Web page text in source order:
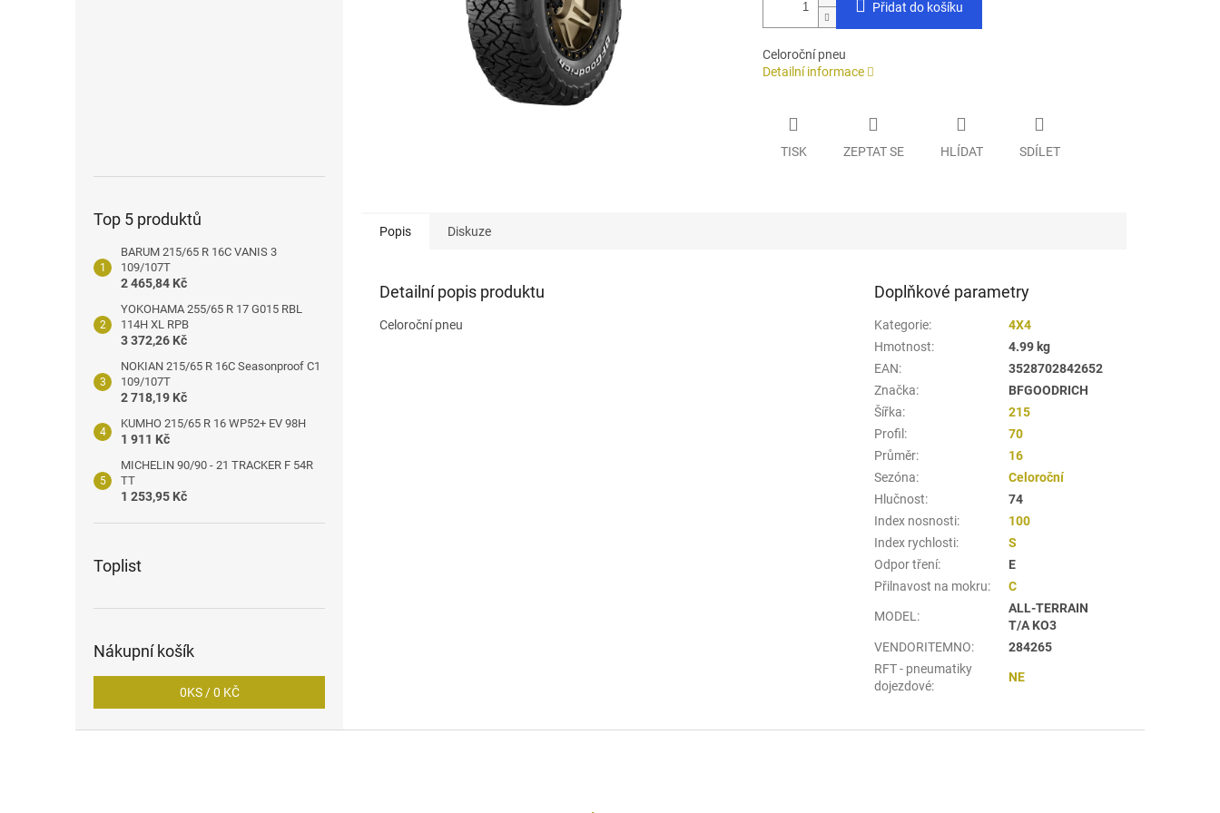
Top 5 produktů
BARUM 215/65 R 16C VANIS 3
109/107T
2 465,84 Kč
YOKOHAMA 255/65 R 17 G015 RBL
114H XL RPB
3 372,26 Kč
NOKIAN 215/65 R 16C Seasonproof C1
109/107T
2 718,19 Kč
KUMHO 215/65 R 16 WP52+ EV 98H
1 911 Kč
MICHELIN 90/90 - 21 TRACKER F 54R
TT
1 253,95 Kč
Toplist
Nákupní košík
0KS /0 KČ
Přidat do košíku
Celoroční pneu
Detailní informace
TISK ZEPTAT SE HLÍDAT SDÍLET
Popis Diskuze
Detailní popis produktu
Celoroční pneu
Doplňkové parametry
Kategorie:
4X4
Hmotnost:
4.99 kg
EAN:
3528702842652
Značka:
BFGOODRICH
Šířka:
215
Profil :
70
Průměr:
16
Sezóna:
Celoroční
Hlučnost:
74
Index nosnosti:
100
Index rychlosti:
S
Odpor tření:
E
Přilnavost na mokru: C
MODEL :
ALL-TERRAIN
T/A KO3
VENDORITEMNO:
284265
RFT - pneumatiky
dojezdové:
NE